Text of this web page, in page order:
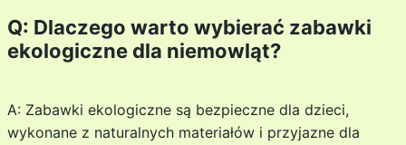
Q: Dlaczego warto wybierać zabawki
ekologiczne dla niemowląt?
A: Zabawki ekologiczne są bezpieczne dla dzieci,
wykonane z naturalnych materiałów i przyjazne dla